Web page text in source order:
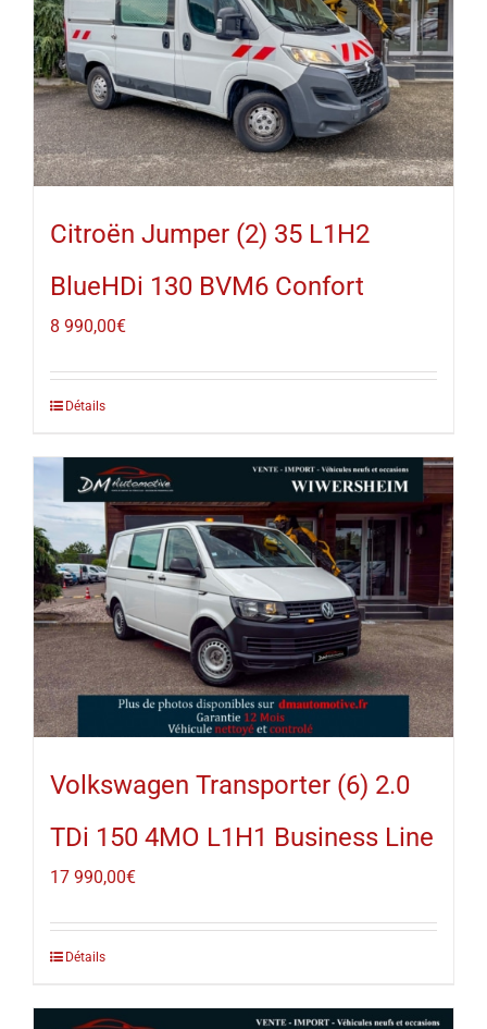
Citroën Jumper (2) 35 L1H2
BlueHDi 130 BVM6 Confort
8 990,00€
Détails
Volkswagen Transporter (6) 2.0
TDi 150 4MO L1H1 Business Line
17 990,00€
Détails